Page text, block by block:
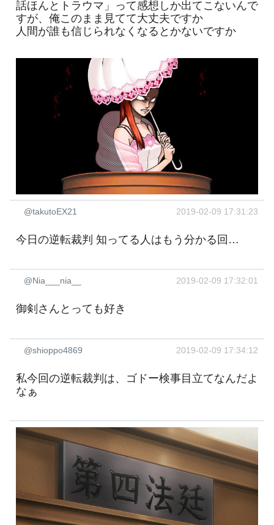
話ほんとトラウマ」って感想しか出てこないんで
すが、俺このまま見てて大丈夫ですか
人間が誰も信じられなくなるとかないですか
@takutoEX21 2019-02-09 17:31:23
今日の逆転裁判 知ってる人はもう分かる回…
@Nia___nia__ 2019-02-09 17:32:01
御剣さんとっても好き
@shioppo4869 2019-02-09 17:34:12
私今回の逆転裁判は、ゴドー検事目立てなんだよ
なぁ